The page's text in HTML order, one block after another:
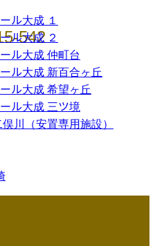
542
ル大成 １
ル大成 ２
ル大成 仲町台
ル大成 新百合ヶ丘
ル大成 希望ヶ丘
ル大成 三ツ境
川（安置専用施設）